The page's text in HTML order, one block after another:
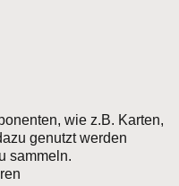
wie z.B. Karten,
genutzt werden
sammeln.